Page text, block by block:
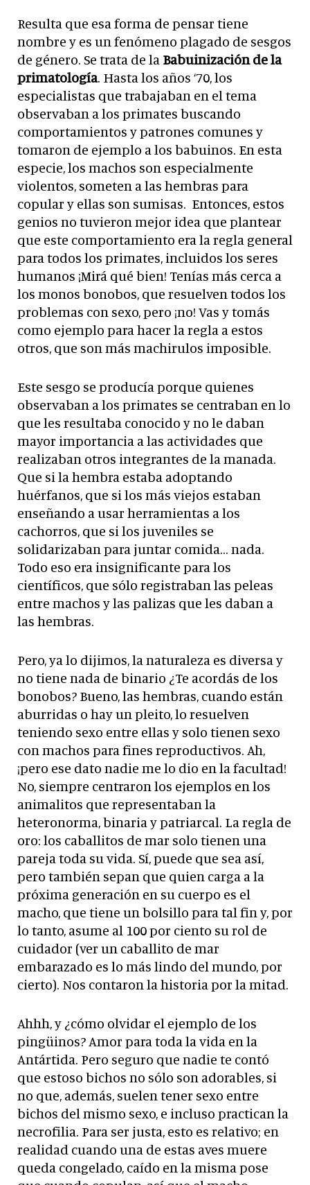
Resulta que esa forma de pensar tiene
nombre y es un fenómeno plagado de sesgos
de género. Se trata de la Babuinización de la
primatología. Hasta los años ‘70, los
especialistas que trabajaban en el tema
observaban a los primates buscando
comportamientos y patrones comunes y
tomaron de ejemplo a los babuinos. En esta
especie, los machos son especialmente
violentos, someten a las hembras para
copular y ellas son sumisas. Entonces, estos
genios no tuvieron mejor idea que plantear
que este comportamiento era la regla general
para todos los primates, incluidos los seres
humanos ¡Mirá qué bien! Tenías más cerca a
los monos bonobos, que resuelven todos los
problemas con sexo, pero ¡no! Vas y tomás
como ejemplo para hacer la regla a estos
otros, que son más machirulos imposible.
Este sesgo se producía porque quienes
observaban a los primates se centraban en lo
que les resultaba conocido y no le daban
mayor importancia a las actividades que
realizaban otros integrantes de la manada.
Que si la hembra estaba adoptando
huérfanos, que si los más viejos estaban
enseñando a usar herramientas a los
cachorros, que si los juveniles se
solidarizaban para juntar comida… nada.
Todo eso era insignificante para los
científicos, que sólo registraban las peleas
entre machos y las palizas que les daban a
las hembras.
Pero, ya lo dijimos, la naturaleza es diversa y
no tiene nada de binario ¿Te acordás de los
bonobos? Bueno, las hembras, cuando están
aburridas o hay un pleito, lo resuelven
teniendo sexo entre ellas y solo tienen sexo
con machos para fines reproductivos. Ah,
¡pero ese dato nadie me lo dio en la facultad!
No, siempre centraron los ejemplos en los
animalitos que representaban la
heteronorma, binaria y patriarcal. La regla de
oro: los caballitos de mar solo tienen una
pareja toda su vida. Sí, puede que sea así,
pero también sepan que quien carga a la
próxima generación en su cuerpo es el
macho, que tiene un bolsillo para tal fin y, por
lo tanto, asume al 100 por ciento su rol de
cuidador (ver un caballito de mar
embarazado es lo más lindo del mundo, por
cierto). Nos contaron la historia por la mitad.
Ahhh, y ¿cómo olvidar el ejemplo de los
pingüinos? Amor para toda la vida en la
Antártida. Pero seguro que nadie te contó
que estoso bichos no sólo son adorables, si
no que, además, suelen tener sexo entre
bichos del mismo sexo, e incluso practican la
necrofilia. Para ser justa, esto es relativo; en
realidad cuando una de estas aves muere
queda congelado, caído en la misma pose